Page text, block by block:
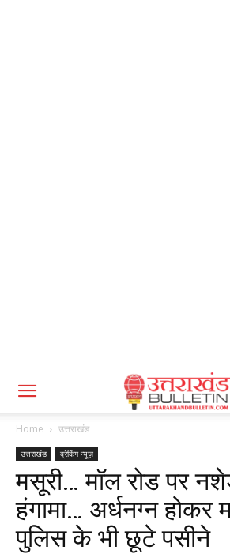
Home उत्तराखंड
उत्तराखंड ब्रेकिंग न्यूज़
मसूरी… मॉल रोड पर
हंगामा… अर्धनग्न होकर
पुलिस के भी छूटे पसीने